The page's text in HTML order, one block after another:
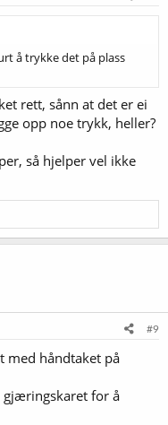
å trykke det på plass
rett, sånn at det er ei
opp noe trykk, heller?
så hjelper vel ikke
#9
med håndtaket på
gjæringskaret for å